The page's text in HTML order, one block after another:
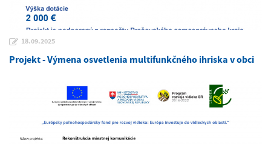
18.09.2025
Projekt - Výmena osvetlenia multifunkčného ihriska v obci